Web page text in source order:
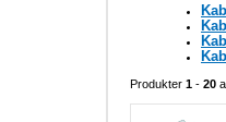
Produkter 1 - 20